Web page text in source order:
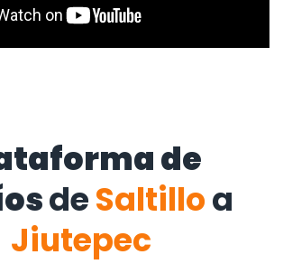
de
deSaltilloa
Jiutepec